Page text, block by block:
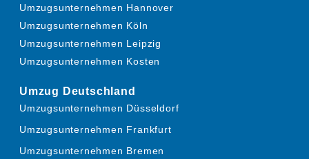
Umzugsunternehmen Hannover
Umzugsunternehmen Köln
Umzugsunternehmen Leipzig
Umzugsunternehmen Kosten
Umzug Deutschland
Umzugsunternehmen Düsseldorf
Umzugsunternehmen Frankfurt
Umzugsunternehmen Bremen